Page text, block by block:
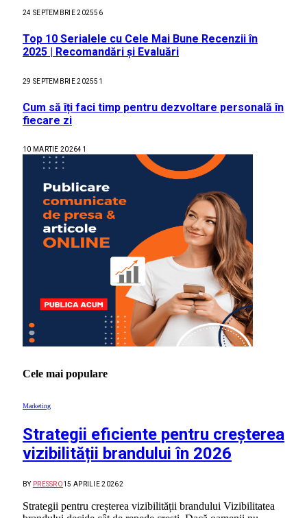
24 SEPTEMBRIE 202556
Top 10 Serialele cu Cele Mai Bune Recenzii în
2025 | Recomandări și Evaluări
29 SEPTEMBRIE 202551
Cum să îți faci timp pentru dezvoltare personală în
fiecare zi
10 MARTIE 202641
Cele mai populare
Marketing
Strategii eficiente pentru creșterea
vizibilității brandului în 2026
BY PRESSRO15 APRILIE 20262
Strategii pentru creșterea vizibilității brandului Vizibilitatea